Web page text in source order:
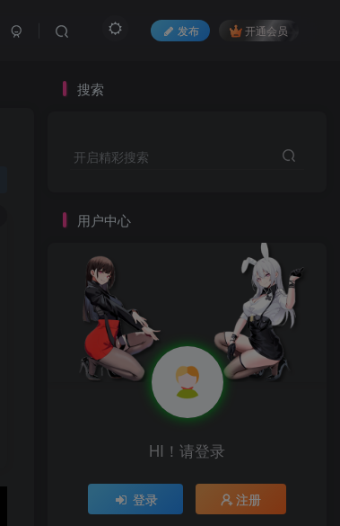
发布 开通会员
搜索
开启精彩搜索
用户中心
HI！请登录
登录 注册